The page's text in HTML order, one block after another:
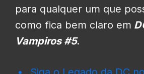
para qualquer um que
como fica bem claro em
Vampiros #5.